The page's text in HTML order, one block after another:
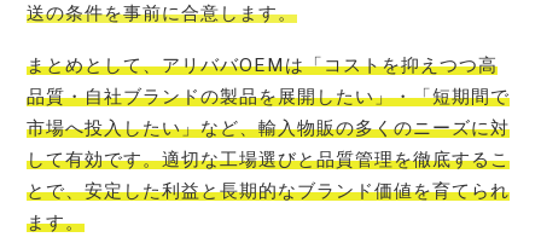
送の条件を事前に合意します。
まとめとして、アリババOEMは「コストを抑えつつ高
品質・自社ブランドの製品を展開したい」・「短期間で
市場へ投入したい」など、輸入物販の多くのニーズに対
して有効です。適切な工場選びと品質管理を徹底するこ
とで、安定した利益と長期的なブランド価値を育てられ
ます。